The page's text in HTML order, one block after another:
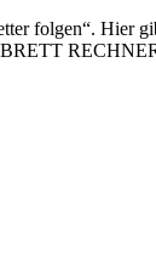
folgen“. Hier